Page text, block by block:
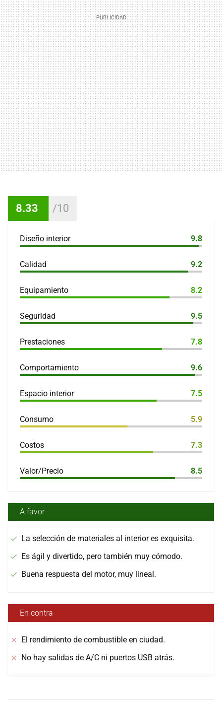
8.33
Diseño interior 9.8
Calidad 9.2
Equipamiento 8.2
Seguridad 9.5
Prestaciones 7.8
Comportamiento 9.6
Espacio interior 7.5
Consumo 5.9
Costos 7.3
Valor/Precio 8.5
A favor
La selección de materiales al interior es exquisita.
Es ágil y divertido, pero también muy cómodo.
Buena respuesta del motor, muy lineal.
En contra
El rendimiento de combustible en ciudad.
No hay salidas de A/C ni puertos USB atrás.